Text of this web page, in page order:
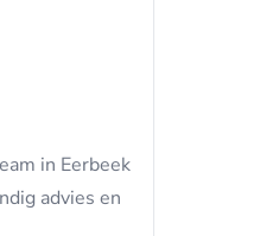
in Eerbeek
advies en